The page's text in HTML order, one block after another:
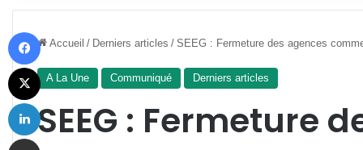
Accueil / Derniers articles / SEEG : Fermeture des agences
A La Une Communiqué Derniers articles
SEEG : Fermeture
X